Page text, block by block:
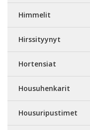
Himmelit
Hirssityynyt
Hortensiat
Housuhenkarit
Housuripustimet